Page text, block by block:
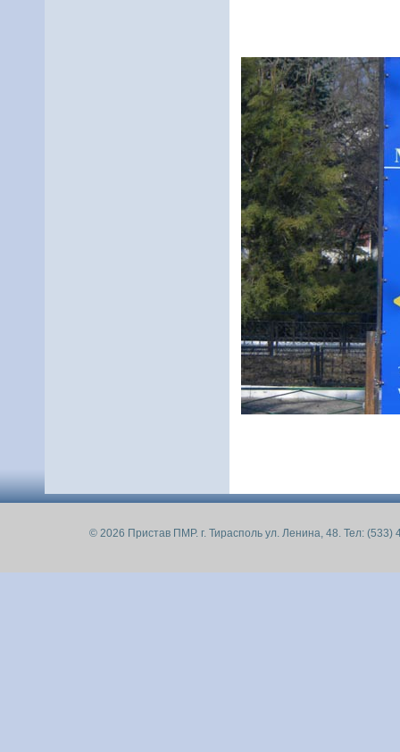
© 2026 Пристав ПМР. г. Тирасполь ул. Ленина, 48. Тел: (533)